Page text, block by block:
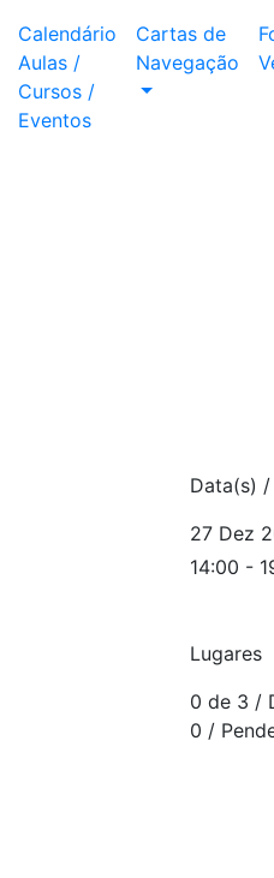
Calendário
Aulas /
Cursos /
Eventos
Cartas de
Navegação
Data(s)
27 Dez
14:00 -
Lugares
0 de 3 /
0 /